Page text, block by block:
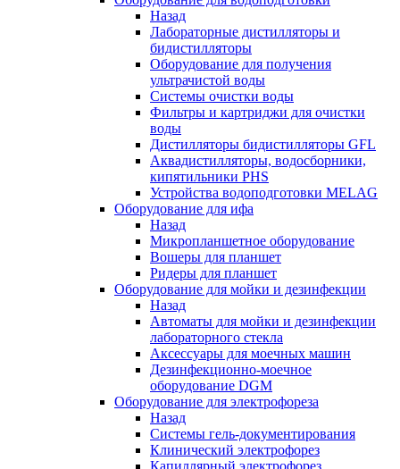
Назад
Лабораторные дистилляторы и
бидистилляторы
Оборудование для получения
ультрачистой воды
Системы очистки воды
Фильтры и картриджи для очистки
воды
Дистилляторы бидистилляторы GFL
Аквадистилляторы, водосборники,
кипятильники PHS
Устройства водоподготовки MELAG
Оборудование для ифа
Назад
Микропланшетное оборудование
Вошеры для планшет
Ридеры для планшет
Оборудование для мойки и дезинфекции
Назад
Автоматы для мойки и дезинфекции
лабораторного стекла
Аксессуары для моечных машин
Дезинфекционно-моечное
оборудование DGM
Оборудование для электрофореза
Назад
Системы гель-документирования
Клинический электрофорез
Капиллярный электрофорез